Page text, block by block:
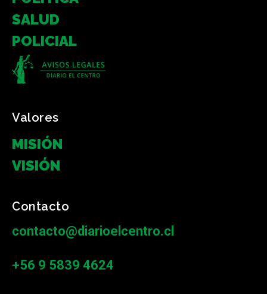
SALUD
POLICIAL
Valores
MISIÓN
VISIÓN
Contacto
contacto@diarioelcentro.cl
+56 9 5839 4624